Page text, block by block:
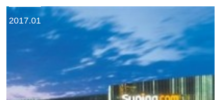
2017.01